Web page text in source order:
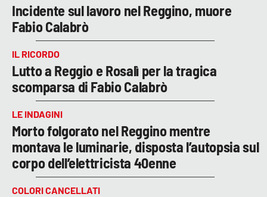
Incidente sul lavoro nel Reggino, muore
Fabio Calabrò
IL RICORDO
Lutto a Reggio e Rosalì per la tragica
scomparsa di Fabio Calabrò
LE INDAGINI
Morto folgorato nel Reggino mentre
montava le luminarie, disposta l’autopsia sul
corpo dell’elettricista 40enne
COLORI CANCELLATI